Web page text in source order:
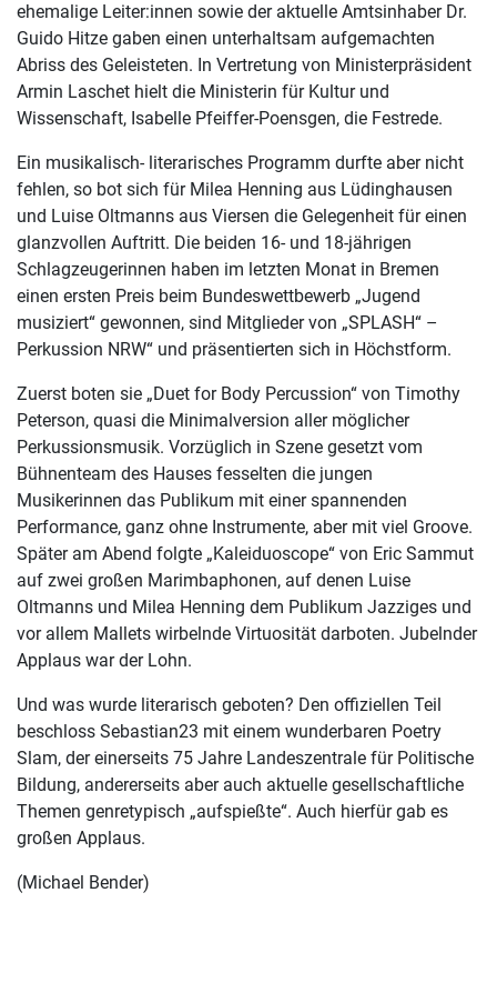
ehemalige Leiter:innen sowie der aktuelle Amtsinhaber Dr.
Guido Hitze gaben einen unterhaltsam aufgemachten
Abriss des Geleisteten. In Vertretung von Ministerpräsident
Armin Laschet hielt die Ministerin für Kultur und
Wissenschaft, Isabelle Pfeiffer-Poensgen, die Festrede.
Ein musikalisch- literarisches Programm durfte aber nicht
fehlen, so bot sich für Milea Henning aus Lüdinghausen
und Luise Oltmanns aus Viersen die Gelegenheit für einen
glanzvollen Auftritt. Die beiden 16- und 18-jährigen
Schlagzeugerinnen haben im letzten Monat in Bremen
einen ersten Preis beim Bundeswettbewerb „Jugend
musiziert“ gewonnen, sind Mitglieder von „SPLASH“ –
Perkussion NRW“ und präsentierten sich in Höchstform.
Zuerst boten sie „Duet for Body Percussion“ von Timothy
Peterson, quasi die Minimalversion aller möglicher
Perkussionsmusik. Vorzüglich in Szene gesetzt vom
Bühnenteam des Hauses fesselten die jungen
Musikerinnen das Publikum mit einer spannenden
Performance, ganz ohne Instrumente, aber mit viel Groove.
Später am Abend folgte „Kaleiduoscope“ von Eric Sammut
auf zwei großen Marimbaphonen, auf denen Luise
Oltmanns und Milea Henning dem Publikum Jazziges und
vor allem Mallets wirbelnde Virtuosität darboten. Jubelnder
Applaus war der Lohn.
Und was wurde literarisch geboten? Den offiziellen Teil
beschloss Sebastian23 mit einem wunderbaren Poetry
Slam, der einerseits 75 Jahre Landeszentrale für Politische
Bildung, andererseits aber auch aktuelle gesellschaftliche
Themen genretypisch „aufspießte“. Auch hierfür gab es
großen Applaus.
(Michael Bender)